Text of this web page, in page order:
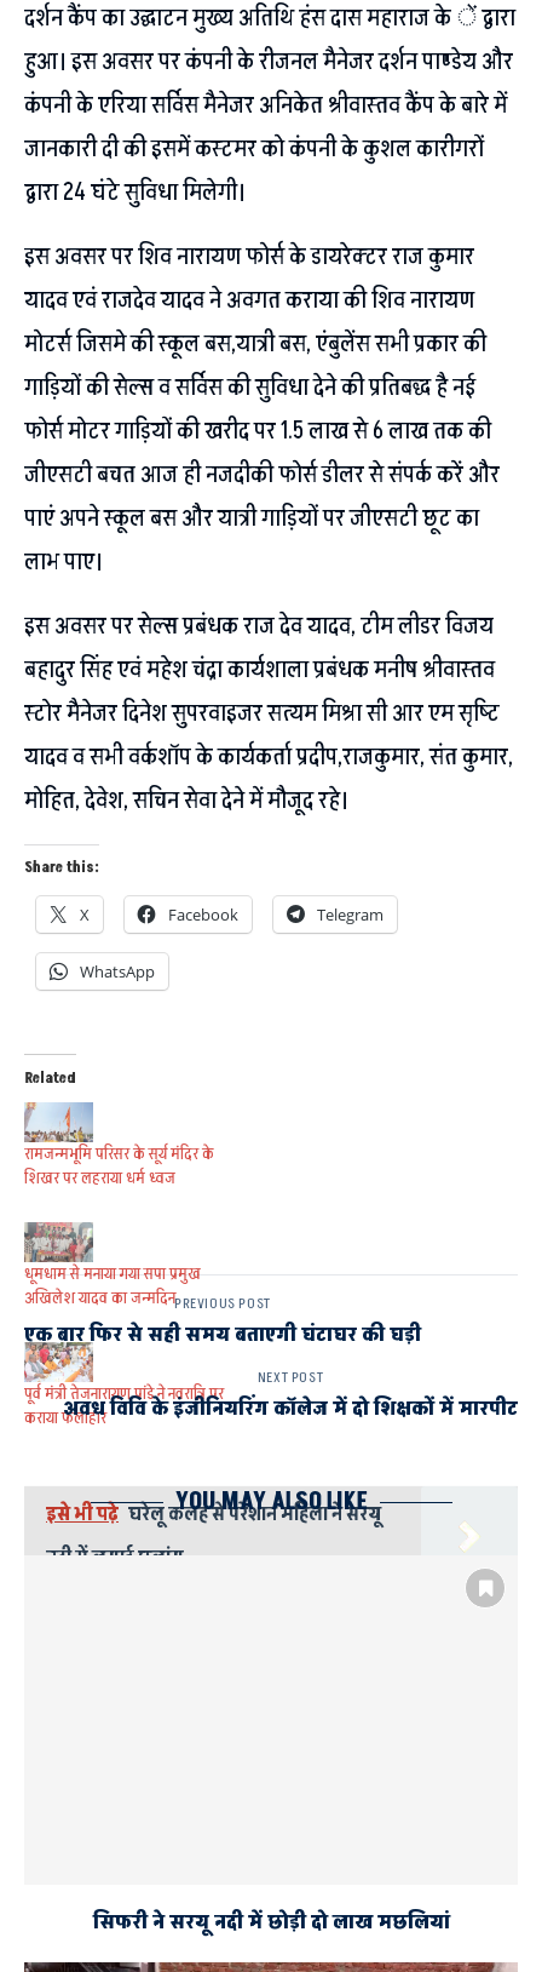
दर्शन कैंप का उद्घाटन मुख्य अतिथि हंस दास महाराज के ें द्वारा
हुआ। इस अवसर पर कंपनी के रीजनल मैनेजर दर्शन पाण्डेय और
कंपनी के एरिया सर्विस मैनेजर अनिकेत श्रीवास्तव कैंप के बारे में
जानकारी दी की इसमें कस्टमर को कंपनी के कुशल कारीगरों
द्वारा 24 घंटे सुविधा मिलेगी।
इस अवसर पर शिव नारायण फोर्स के डायरेक्टर राज कुमार
यादव एवं राजदेव यादव ने अवगत कराया की शिव नारायण
मोटर्स जिसमे की स्कूल बस,यात्री बस, एंबुलेंस सभी प्रकार की
गाड़ियों की सेल्स व सर्विस की सुविधा देने की प्रतिबद्ध है नई
फोर्स मोटर गाड़ियों की खरीद पर 1.5 लाख से 6 लाख तक की
जीएसटी बचत आज ही नजदीकी फोर्स डीलर से संपर्क करें और
पाएं अपने स्कूल बस और यात्री गाड़ियों पर जीएसटी छूट का
लाभ पाए।
इस अवसर पर सेल्स प्रबंधक राज देव यादव, टीम लीडर विजय
बहादुर सिंह एवं महेश चंद्रा कार्यशाला प्रबंधक मनीष श्रीवास्तव
स्टोर मैनेजर दिनेश सुपरवाइजर सत्यम मिश्रा सी आर एम सृष्टि
यादव व सभी वर्कशॉप के कार्यकर्ता प्रदीप,राजकुमार, संत कुमार,
मोहित, देवेश, सचिन सेवा देने में मौजूद रहे।
Share this:
X Facebook Telegram
WhatsApp
Related
रामजन्मभूमि परिसर के सूर्य मंदिर के
शिखर पर लहराया धर्म ध्वज
धूमधाम से मनाया गया सपा प्रमुख
अखिलेश यादव का जन्मदिन
पूर्व मंत्री तेजनारायण पांडे ने नवरात्रि पर
कराया फलाहार
इसे भी पढ़े घरेलू कलह से परेशान महिला ने सरयू
नदी में लगाई छलांग
PREVIOUS POST
एक बार फिर से सही समय बताएगी घंटाघर की घड़ी
NEXT POST
अवध विवि के इंजीनियरिंग कॉलेज में दो शिक्षकों में मारपीट
YOU MAY ALSO LIKE
सिफरी ने सरयू नदी में छोड़ी दो लाख मछलियां